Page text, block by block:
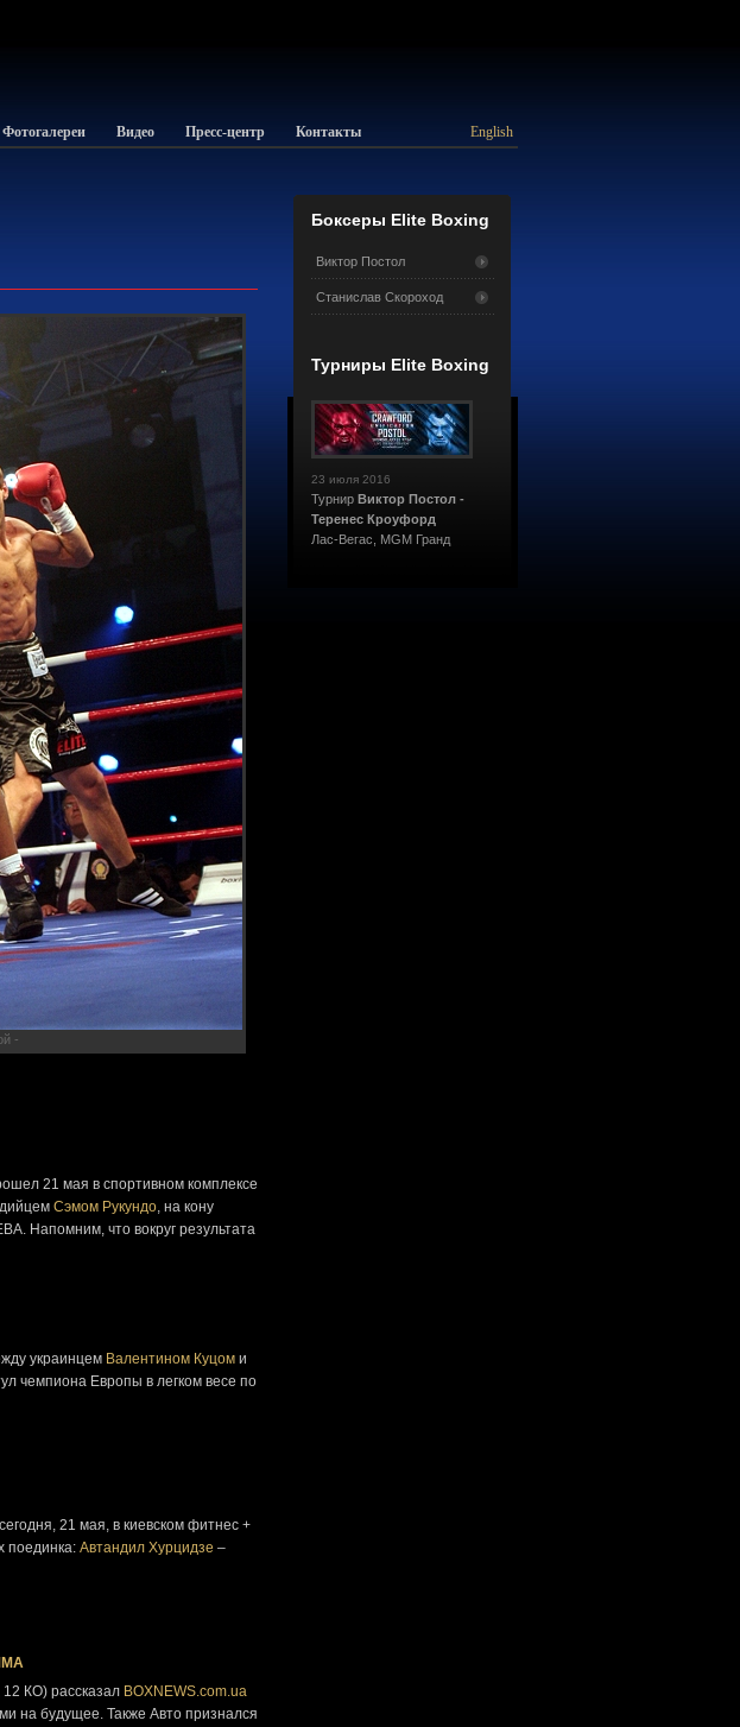
Фотогалереи Видео Пресс-центр Контакты English
-
21 мая в спортивном комплексе
Сэмом Рукундо, на кону
Напомним, что вокруг результата
украинцем Валентином Куцом и
чемпиона Европы в легком весе по
21 мая, в киевском фитнес +
поединка: Автандил Хурцидзе –
КО) рассказал BOXNEWS.com.ua
на будущее. Также Авто признался
Боксеры Elite Boxing
Виктор Постол
Станислав Скороход
Турниры Elite Boxing
23 июля 2016
Турнир Виктор Постол -
Теренес Кроуфорд
Лас-Вегас, MGM Гранд